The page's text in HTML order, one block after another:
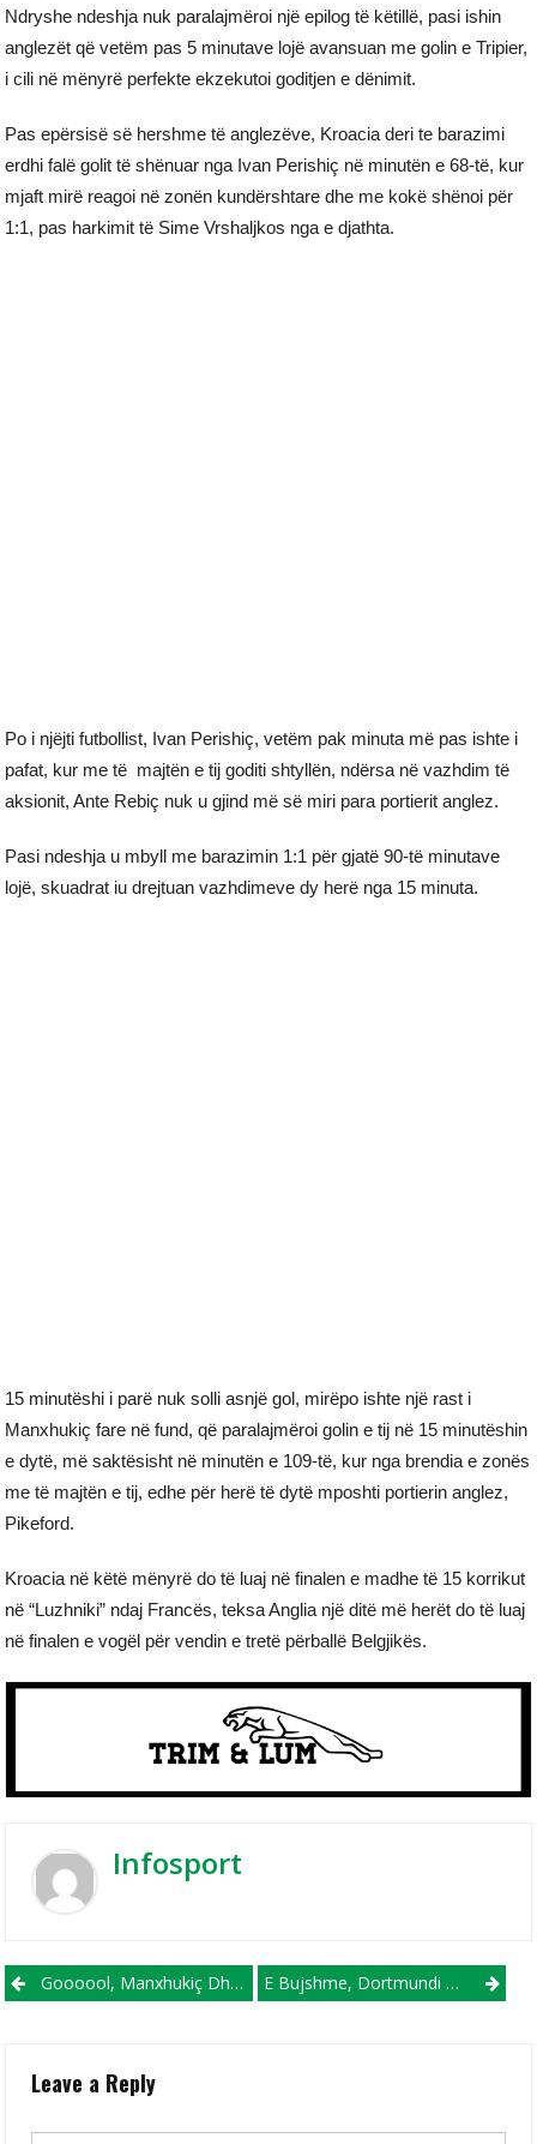
Ndryshe ndeshja nuk paralajmëroi një epilog të këtillë, pasi ishin
anglezët që vetëm pas 5 minutave lojë avansuan me golin e Tripier,
i cili në mënyrë perfekte ekzekutoi goditjen e dënimit.
Pas epërsisë së hershme të anglezëve, Kroacia deri te barazimi
erdhi falë golit të shënuar nga Ivan Perishiç në minutën e 68-të, kur
mjaft mirë reagoi në zonën kundërshtare dhe me kokë shënoi për
1:1, pas harkimit të Sime Vrshaljkos nga e djathta.
Po i njëjti futbollist, Ivan Perishiç, vetëm pak minuta më pas ishte i
pafat, kur me të majtën e tij goditi shtyllën, ndërsa në vazhdim të
aksionit, Ante Rebiç nuk u gjind më së miri para portierit anglez.
Pasi ndeshja u mbyll me barazimin 1:1 për gjatë 90-të minutave
lojë, skuadrat iu drejtuan vazhdimeve dy herë nga 15 minuta.
15 minutëshi i parë nuk solli asnjë gol, mirëpo ishte një rast i
Manxhukiç fare në fund, që paralajmëroi golin e tij në 15 minutëshin
e dytë, më saktësisht në minutën e 109-të, kur nga brendia e zonës
me të majtën e tij, edhe për herë të dytë mposhti portierin anglez,
Pikeford.
Kroacia në këtë mënyrë do të luaj në finalen e madhe të 15 korrikut
në “Luzhniki” ndaj Francës, teksa Anglia një ditë më herët do të luaj
në finalen e vogël për vendin e tretë përballë Belgjikës.
Infosport
Post navigation
Goooool, Manxhukiç Dhe Kroacia Shumë Afër Finales (VIDEO) E Bujshme, Dortmundi Transferon Mbrojtësin E Realit
Leave a Reply